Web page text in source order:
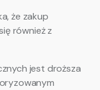
że zakup
również z
jest droższa